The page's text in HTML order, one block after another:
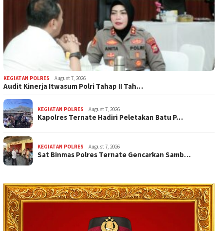
KEGIATAN POLRES August 7, 2026
Audit Kinerja Itwasum Polri Tahap II Tah…
KEGIATAN POLRES August 7, 2026
Kapolres Ternate Hadiri Peletakan Batu P…
KEGIATAN POLRES August 7, 2026
Sat Binmas Polres Ternate Gencarkan Samb…